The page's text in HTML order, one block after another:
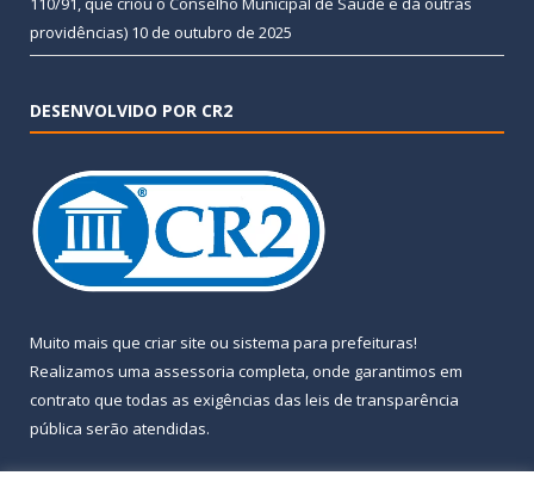
providências) 10 de outubro de 2025
DESENVOLVIDO POR CR2
Muito mais que criar site ou sistema para prefeituras!
Realizamos uma assessoria completa, onde garantimos em
contrato que todas as exigências das leis de transparência
pública serão atendidas.